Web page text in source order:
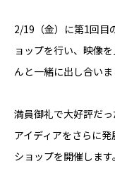
2/19（金）に第1回目
ョップを行い、映像
んと一緒に出し合いま
満員御礼で大好評だ
アイディアをさらに
ショップを開催します。